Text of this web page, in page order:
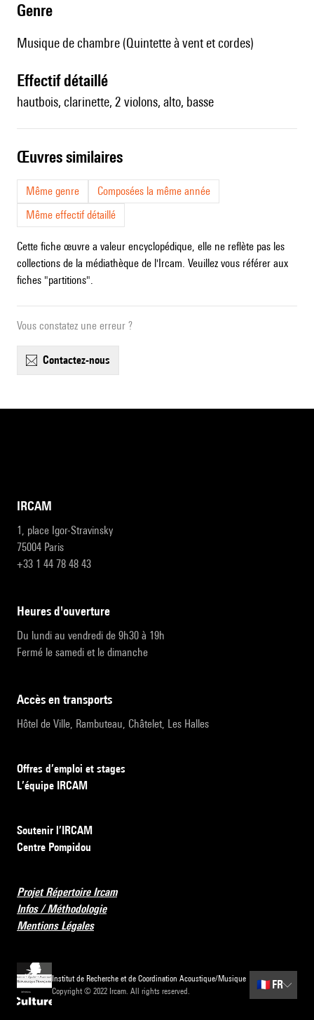
genre
Musique de chambre (Quintette à vent et cordes)
effectif détaillé
hautbois, clarinette, 2 violons, alto, basse
œuvres similaires
Même genre
Composées la même année
Même effectif détaillé
Cette fiche œuvre a valeur encyclopédique, elle ne reflète pas les
collections de la médiathèque de l'Ircam. Veuillez vous référer aux
fiches "partitions".
Vous constatez une erreur ?
contactez-nous
IRCAM
1, place Igor-Stravinsky
75004 Paris
+33 1 44 78 48 43
heures d'ouverture
Du lundi au vendredi de 9h30 à 19h
Fermé le samedi et le dimanche
accès en transports
Hôtel de Ville, Rambuteau, Châtelet, Les Halles
Offres d’emploi et stages
L’équipe IRCAM
Soutenir l’IRCAM
Centre Pompidou
Projet Répertoire Ircam
Infos / Méthodologie
Mentions Légales
Institut de Recherche et de Coordination Acoustique/Musique
Copyright © 2022 Ircam. All rights reserved.
🇫🇷 FR